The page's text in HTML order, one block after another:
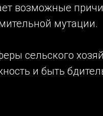
возможные
мутации.
сельского
и быть